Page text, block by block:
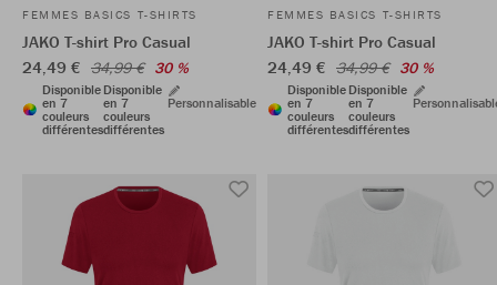
FEMMES BASICS T-SHIRTS
JAKO T-shirt Pro Casual
24,49 € 34,99 € 30 %
Disponible
en 7
couleurs
différentes
Disponible
en 7
couleurs
différentes
Personnalisable
FEMMES BASICS T-SHIRTS
JAKO T-shirt Pro Casual
24,49 € 34,99 € 30 %
Disponible
en 7
couleurs
différentes
Disponible
en 7
couleurs
différentes